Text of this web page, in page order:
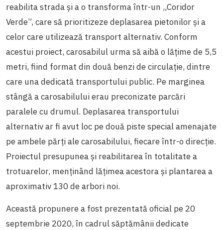
reabilita strada și a o transforma într-un „Coridor
Verde”, care să prioritizeze deplasarea pietonilor și a
celor care utilizează transport alternativ. Conform
acestui proiect, carosabilul urma să aibă o lățime de 5,5
metri, fiind format din două benzi de circulație, dintre
care una dedicată transportului public. Pe marginea
stângă a carosabilului erau preconizate parcări
paralele cu drumul. Deplasarea transportului
alternativ ar fi avut loc pe două piste special amenajate
pe ambele părți ale carosabilului, fiecare într-o direcție.
Proiectul presupunea și reabilitarea în totalitate a
trotuarelor, menținând lățimea acestora și plantarea a
aproximativ 130 de arbori noi.
Această propunere a fost prezentată oficial pe 20
septembrie 2020, în cadrul săptămânii dedicate